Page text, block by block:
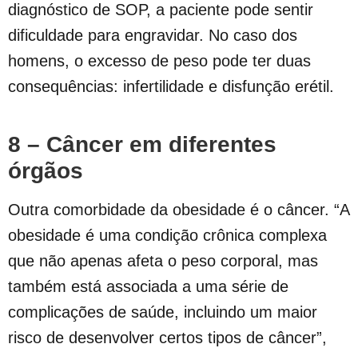
diagnóstico de SOP, a paciente pode sentir
dificuldade para engravidar. No caso dos
homens, o excesso de peso pode ter duas
consequências: infertilidade e disfunção erétil.
8 – Câncer em diferentes
órgãos
Outra comorbidade da obesidade é o câncer. “A
obesidade é uma condição crônica complexa
que não apenas afeta o peso corporal, mas
também está associada a uma série de
complicações de saúde, incluindo um maior
risco de desenvolver certos tipos de câncer”,